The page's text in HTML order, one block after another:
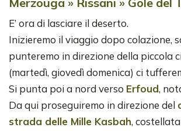
E’ ora di lasciare il deserto.
Inizieremo il viaggio dopo colazione,
punteremo in direzione della piccola
(martedì, giovedì domenica) ci
Si punta poi a nord verso Erfoud,
Da qui proseguiremo in direzione del
strada delle Mille Kasbah,